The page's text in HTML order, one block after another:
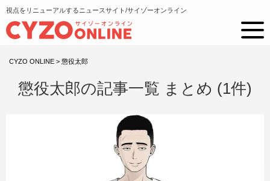
視点をリニューアルするニュースサイト/サイゾーオンライン
CYZO ONLINE > 懲役太郎
懲役太郎の記事一覧 まとめ (1件)